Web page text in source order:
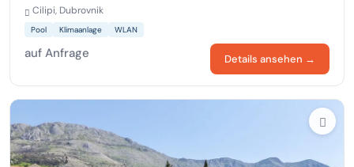
Cilipi, Dubrovnik
Pool Klimaanlage WLAN
auf Anfrage Details ansehen →